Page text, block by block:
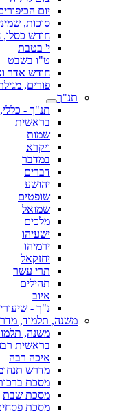
יום
סוכות,
חודש כסלו,
י' בטבת
ט"ו בשבט
חודש אדר
פורים,
תנ"ך
תנ"ך -
בראשית
שמות
ויקרא
במדבר
דברים
יהושע
שופטים
שמואל
מלכים
ישעיהו
ירמיהו
יחזקאל
תרי עשר
תהילים
איוב
נ"ך -
משנה, תלמוד,
משנה,
בראשית
איכה רבה
מדרש
מסכת
מסכת שבת
מסכת